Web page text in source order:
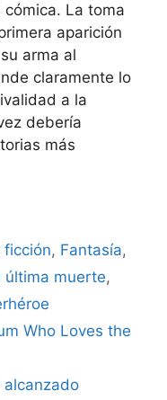
La toma
aparición
arma al
claramente lo
a la
debería
más
ficción, Fantasía,
última muerte,
Who Loves the
alcanzado